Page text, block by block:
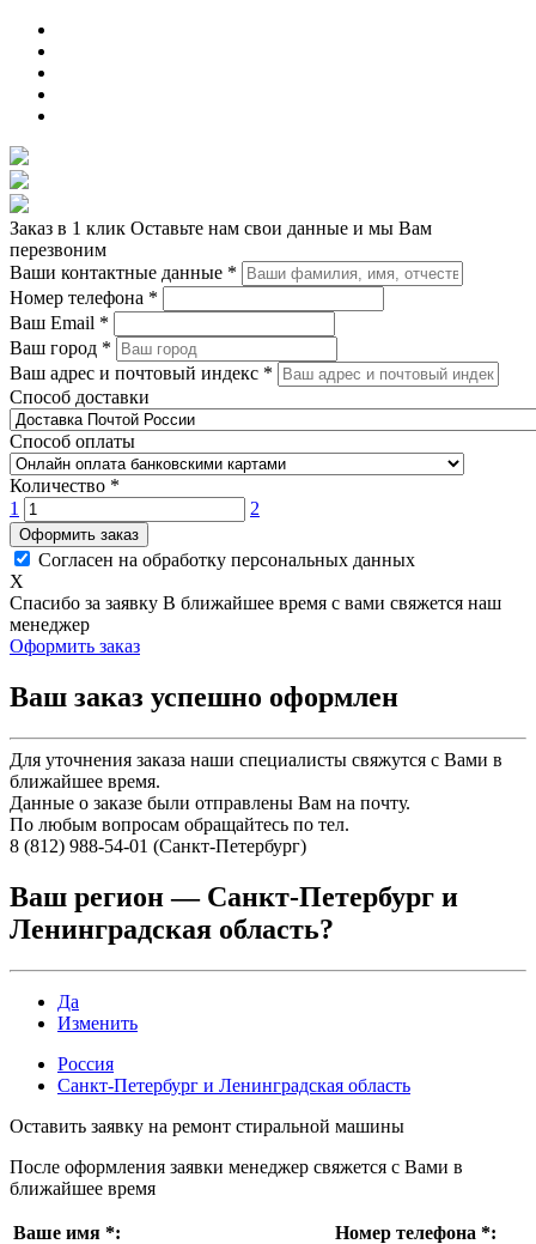
Заказ в 1 клик Оставьте нам свои данные и мы Вам
перезвоним
Ваши контактные данные *
Номер телефона *
Ваш Email *
Ваш город *
Ваш адрес и почтовый индекс *
Способ доставки
Способ оплаты
Количество *
1
2
Оформить заказ
Согласен на обработку персональных данных
X
Спасибо за заявку В ближайшее время с вами свяжется наш
менеджер
Оформить заказ
Ваш заказ успешно оформлен
Для уточнения заказа наши специалисты свяжутся с Вами в
ближайшее время.
Данные о заказе были отправлены Вам на почту.
По любым вопросам обращайтесь по тел.
8 (812) 988-54-01 (Санкт-Петербург)
Ваш регион — Санкт-Петербург и
Ленинградская область?
Да
Изменить
Россия
Санкт-Петербург и Ленинградская область
Оставить заявку на ремонт стиральной машины
После оформления заявки менеджер свяжется с Вами в
ближайшее время
Ваше имя *: Номер телефона *: